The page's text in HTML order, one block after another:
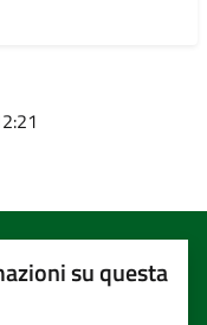
su questa